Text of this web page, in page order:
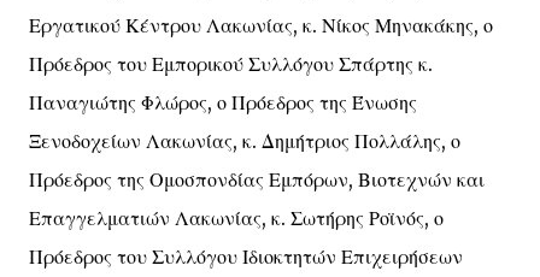
Εργατικού Κέντρου Λακωνίας, κ. Νίκος Μηνακάκης, ο
Πρόεδρος του Εμπορικού Συλλόγου Σπάρτης κ.
Παναγιώτης Φλώρος, ο Πρόεδρος της Ένωσης
Ξενοδοχείων Λακωνίας, κ. Δημήτριος Πολλάλης, ο
Πρόεδρος της Ομοσπονδίας Εμπόρων, Βιοτεχνών και
Επαγγελματιών Λακωνίας, κ. Σωτήρης Ροϊνός, ο
Πρόεδρος του Συλλόγου Ιδιοκτητών Επιχειρήσεων